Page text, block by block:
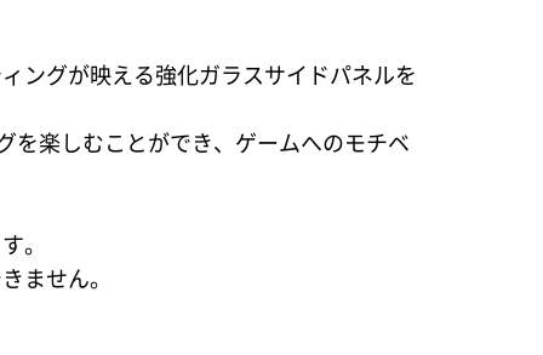
ングが映える強化ガラスサイドパネルを
を楽しむことができ、ゲームへのモチベ
。
ません。